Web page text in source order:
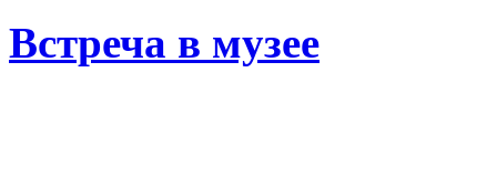
Встреча в музее